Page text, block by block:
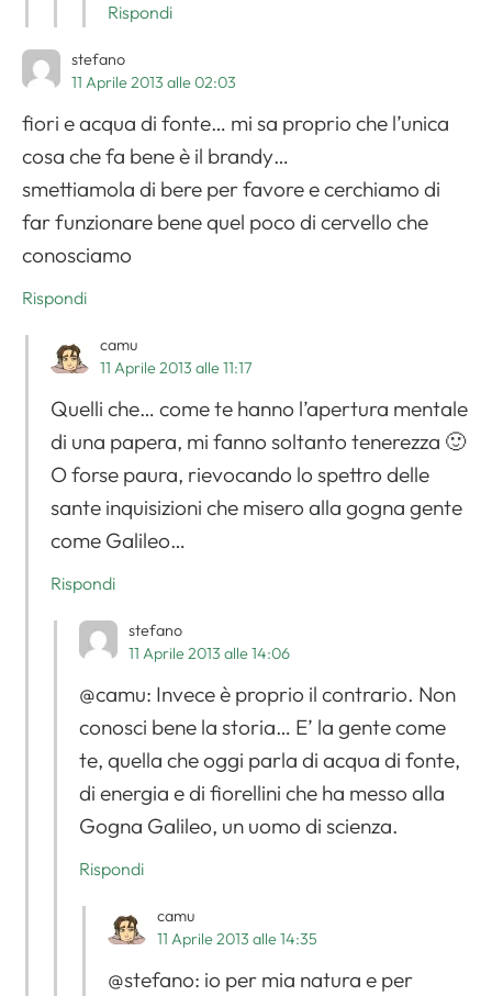
Rispondi
stefano
11 Aprile 2013 alle 02:03
fiori e acqua di fonte… mi sa proprio che l’unica
cosa che fa bene è il brandy…
smettiamola di bere per favore e cerchiamo di
far funzionare bene quel poco di cervello che
conosciamo
Rispondi
camu
11 Aprile 2013 alle 11:17
Quelli che… come te hanno l’apertura mentale
di una papera, mi fanno soltanto tenerezza 🙂
O forse paura, rievocando lo spettro delle
sante inquisizioni che misero alla gogna gente
come Galileo…
Rispondi
stefano
11 Aprile 2013 alle 14:06
@camu: Invece è proprio il contrario. Non
conosci bene la storia… E’ la gente come
te, quella che oggi parla di acqua di fonte,
di energia e di fiorellini che ha messo alla
Gogna Galileo, un uomo di scienza.
Rispondi
camu
11 Aprile 2013 alle 14:35
@stefano: io per mia natura e per